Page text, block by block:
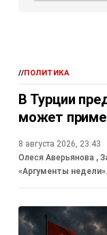
//ПОЛИТИКА
В Турции
может
8 августа 2026, 23:43
Олеся Аверьянова ,
«Аргументы